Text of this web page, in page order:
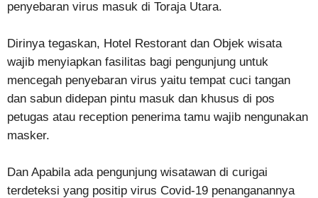
penyebaran virus masuk di Toraja Utara.
Dirinya tegaskan, Hotel Restorant dan Objek wisata
wajib menyiapkan fasilitas bagi pengunjung untuk
mencegah penyebaran virus yaitu tempat cuci tangan
dan sabun didepan pintu masuk dan khusus di pos
petugas atau reception penerima tamu wajib nengunakan
masker.
Dan Apabila ada pengunjung wisatawan di curigai
terdeteksi yang positip virus Covid-19 penanganannya